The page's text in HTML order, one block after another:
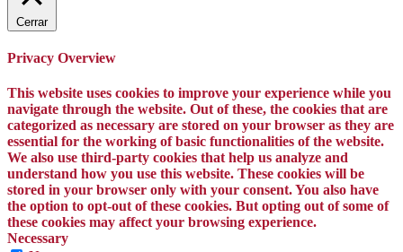
Cerrar
Privacy Overview
This website uses cookies to improve your experience while you
navigate through the website. Out of these, the cookies that are
categorized as necessary are stored on your browser as they are
essential for the working of basic functionalities of the website.
We also use third-party cookies that help us analyze and
understand how you use this website. These cookies will be
stored in your browser only with your consent. You also have
the option to opt-out of these cookies. But opting out of some of
these cookies may affect your browsing experience.
Necessary